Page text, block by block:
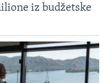
iz budžetske